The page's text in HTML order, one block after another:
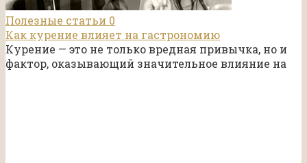
Полезные статьи 0
Как курение влияет на гастрономию
Курение — это не только вредная привычка, но и
фактор, оказывающий значительное влияние на